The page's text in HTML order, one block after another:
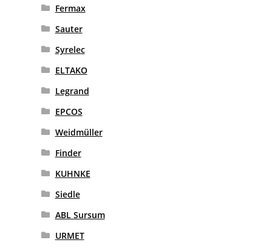
Fermax
Sauter
Syrelec
ELTAKO
Legrand
EPCOS
Weidmüller
Finder
KUHNKE
Siedle
ABL Sursum
URMET